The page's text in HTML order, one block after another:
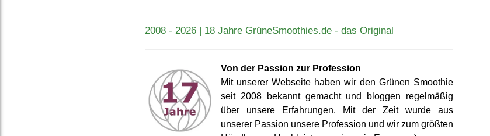
2008 - 2026 | 18 Jahre GrüneSmoothies.de - das Original
Von der Passion zur Pro­fession
Mit unserer Web­seite haben wir den Grünen Smoothie
seit 2008 bekannt gemacht und bloggen regel­mäßig
über unsere Er­fahrungen. Mit der Zeit wurde aus
unserer Passion unsere Pro­fession und wir zum größten